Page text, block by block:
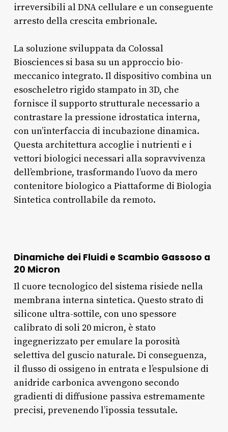
irreversibili al DNA cellulare e un conseguente
arresto della crescita embrionale.
La soluzione sviluppata da Colossal
Biosciences si basa su un approccio bio-
meccanico integrato. Il dispositivo combina un
esoscheletro rigido stampato in 3D, che
fornisce il supporto strutturale necessario a
contrastare la pressione idrostatica interna,
con un’interfaccia di incubazione dinamica.
Questa architettura accoglie i nutrienti e i
vettori biologici necessari alla sopravvivenza
dell’embrione, trasformando l’uovo da mero
contenitore biologico a Piattaforme di Biologia
Sintetica controllabile da remoto.
Dinamiche dei Fluidi e Scambio Gassoso a
20 Micron
Il cuore tecnologico del sistema risiede nella
membrana interna sintetica. Questo strato di
silicone ultra-sottile, con uno spessore
calibrato di soli 20 micron, è stato
ingegnerizzato per emulare la porosità
selettiva del guscio naturale. Di conseguenza,
il flusso di ossigeno in entrata e l’espulsione di
anidride carbonica avvengono secondo
gradienti di diffusione passiva estremamente
precisi, prevenendo l’ipossia tessutale.